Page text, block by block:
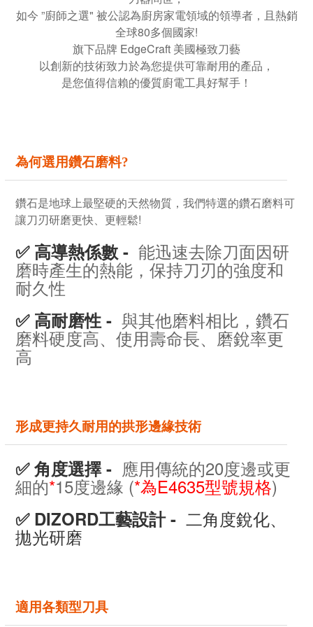
如今 ”廚師之選" 被公認為廚房家電領域的領導者，且熱銷
全球80多個國家!
旗下品牌 EdgeCraft 美國極致刀藝
以創新的技術致力於為您提供可靠耐用的產品，
是您值得信賴的優質廚電工具好幫手！
為何選用鑽石磨料?
鑽石是地球上最堅硬的天然物質， 我們特選的鑽石磨料可
讓刀刃研磨更快、更輕鬆!
✅ 高導熱係數 - 能迅速去除刀面因研
磨時產生的熱能，保持刀刃的強度和
耐久性
✅ 高耐磨性 - 與其他磨料相比，鑽石
磨料硬度高、使用壽命長、磨銳率更
高
形成更持久耐用的拱形邊緣技術
✅ 角度選擇 - 應用傳統的20度邊或更
細的*15度邊緣 (*為E4635型號規格)
✅ DIZORD工藝設計 - 二角度銳化、
拋光研磨
適用各類型刀具